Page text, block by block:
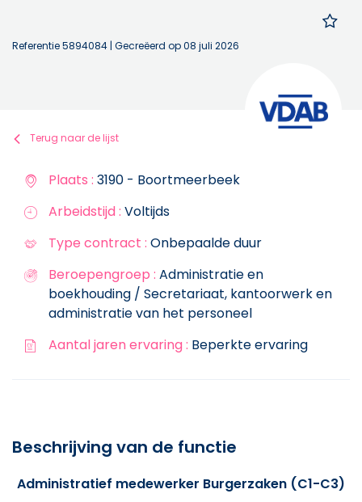
Referentie 5894084 | Gecreëerd op 08 juli 2026
Terug naar de lijst
Plaats : 3190 - Boortmeerbeek
Arbeidstijd : Voltijds
Type contract : Onbepaalde duur
Beroepengroep : Administratie en
boekhouding / Secretariaat, kantoorwerk en
administratie van het personeel
Aantal jaren ervaring : Beperkte ervaring
Beschrijving van de functie
Administratief medewerker Burgerzaken (C1-C3)